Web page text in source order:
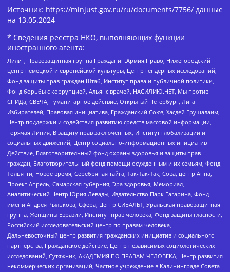
Источник: https://minjust.gov.ru/ru/documents/7756/ данные
на 13.05.2024
* Сведения реестра НКО, выполняющих функции
иностранного агента:
Лилит, Правозащитная группа Гражданин.Армия.Право, Нижегородский
центр немецкой и европейской культуры, Центр гендерных исследований,
Фонд защиты прав граждан Штаб, Институт права и публичной политики,
Фонд борьбы с коррупцией, Альянс врачей, НАСИЛИЮ.НЕТ, Мы против
СПИДа, СВЕЧА, Гуманитарное действие, Открытый Петербург, Лига
Избирателей, Правовая инициатива, Гражданский Союз, Хасдей Ерушалаим,
Центр поддержки и содействия развитию средств массовой информации,
Горячая Линия, В защиту прав заключенных, Институт глобализации и
социальных движений, Центр социально-информационных инициатив
Действие, Благотворительный фонд охраны здоровья и защиты прав
граждан, Благотворительный фонд помощи осужденным и их семьям, Фонд
Тольятти, Новое время, Серебряная тайга, Так-Так-Так, Сова, центр Анна,
Проект Апрель, Самарская губерния, Эра здоровья, Мемориал,
Аналитический Центр Юрия Левады, Издательство Парк Гагарина, Фонд
имени Андрея Рылькова, Сфера, Центр СИБАЛЬТ, Уральская правозащитная
группа, Женщины Евразии, Институт прав человека, Фонд защиты гласности,
Российский исследовательский центр по правам человека,
Дальневосточный центр развития гражданских инициатив и социального
партнерства, Гражданское действие, Центр независимых социологических
исследований, Сутяжник, АКАДЕМИЯ ПО ПРАВАМ ЧЕЛОВЕКА, Центр развития
некоммерческих организаций, Частное учреждение в Калининграде Совета